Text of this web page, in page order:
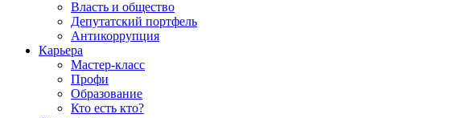
Власть и общество
Депутатский портфель
Антикоррупция
Карьера
Мастер-класс
Профи
Образование
Кто есть кто?